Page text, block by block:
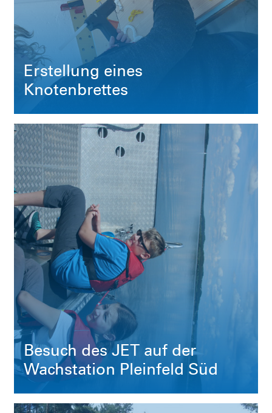
Erstellung eines
Knotenbrettes
Besuch des JET auf der
Wachstation Pleinfeld Süd